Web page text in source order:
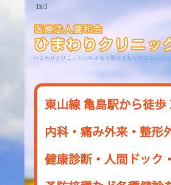
【鮎】
ひまわりクリニックの鮎＠名古屋ひまわりクリニック